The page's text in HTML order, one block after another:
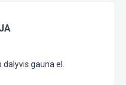
gauna el.